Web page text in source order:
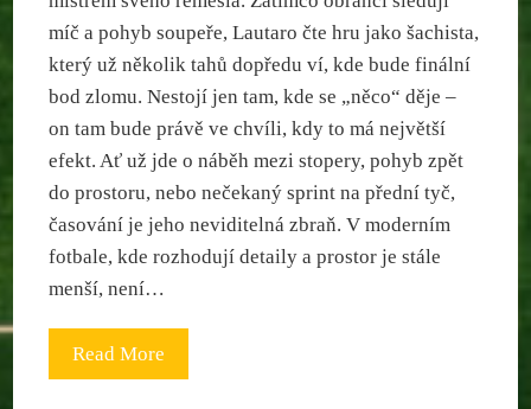
míč a pohyb soupeře, Lautaro čte hru jako šachista,
který už několik tahů dopředu ví, kde bude finální
bod zlomu. Nestojí jen tam, kde se „něco“ děje –
on tam bude právě ve chvíli, kdy to má největší
efekt. Ať už jde o náběh mezi stopery, pohyb zpět
do prostoru, nebo nečekaný sprint na přední tyč,
časování je jeho neviditelná zbraň. V moderním
fotbale, kde rozhodují detaily a prostor je stále
menší, není…
Read More